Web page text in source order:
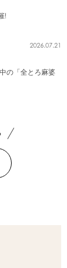
!
2026.07.21
の「全とろ麻婆